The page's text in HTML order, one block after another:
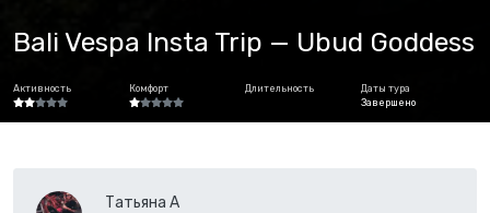
Bali Vespa Insta Trip — Ubud Goddess
Активность Комфорт Длительность
Даты тура
Завершено
Татьяна А